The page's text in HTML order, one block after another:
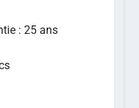
: 25 ans